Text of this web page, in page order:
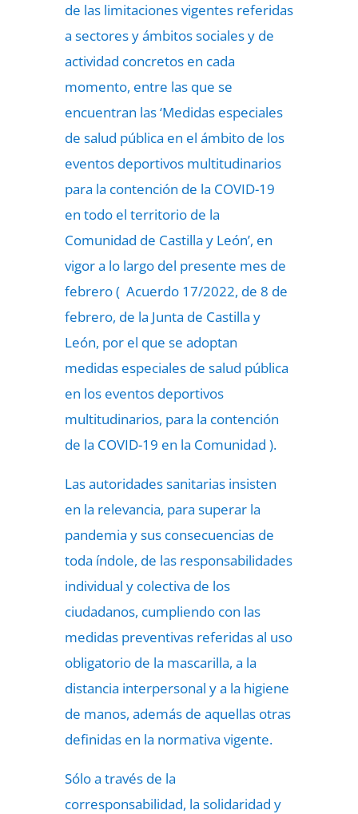
de las limitaciones vigentes referidas
a sectores y ámbitos sociales y de
actividad concretos en cada
momento, entre las que se
encuentran las ‘Medidas especiales
de salud pública en el ámbito de los
eventos deportivos multitudinarios
para la contención de la COVID-19
en todo el territorio de la
Comunidad de Castilla y León’, en
vigor a lo largo del presente mes de
febrero ( Acuerdo 17/2022, de 8 de
febrero, de la Junta de Castilla y
León, por el que se adoptan
medidas especiales de salud pública
en los eventos deportivos
multitudinarios, para la contención
de la COVID-19 en la Comunidad ).
Las autoridades sanitarias insisten
en la relevancia, para superar la
pandemia y sus consecuencias de
toda índole, de las responsabilidades
individual y colectiva de los
ciudadanos, cumpliendo con las
medidas preventivas referidas al uso
obligatorio de la mascarilla, a la
distancia interpersonal y a la higiene
de manos, además de aquellas otras
definidas en la normativa vigente.
Sólo a través de la
corresponsabilidad, la solidaridad y